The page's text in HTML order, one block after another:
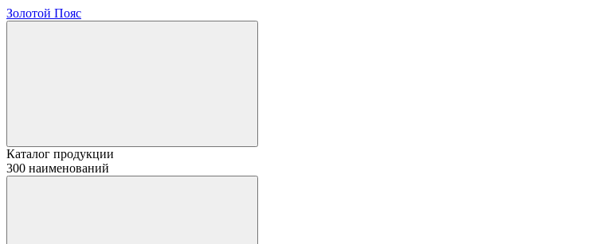
Золотой Пояс
Каталог продукции
300 наименований